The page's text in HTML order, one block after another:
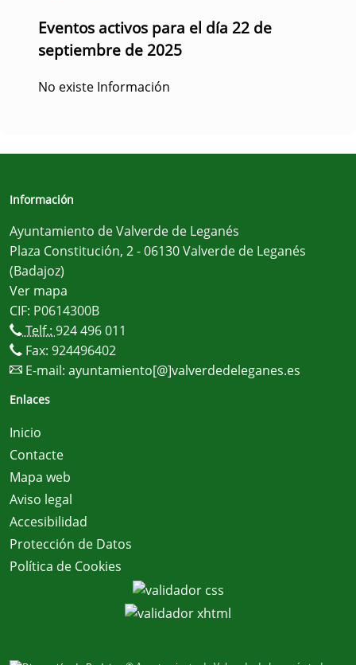
Eventos activos para el día 22 de
septiembre de 2025
No existe Información
Información
Ayuntamiento de Valverde de Leganés
Plaza Constitución, 2 - 06130 Valverde de Leganés
(Badajoz)
Ver mapa
CIF: P0614300B
Telf.: 924 496 011
Fax: 924496402
E-mail: ayuntamiento[@]valverdedeleganes.es
Enlaces
Inicio
Contacte
Mapa web
Aviso legal
Accesibilidad
Protección de Datos
Política de Cookies